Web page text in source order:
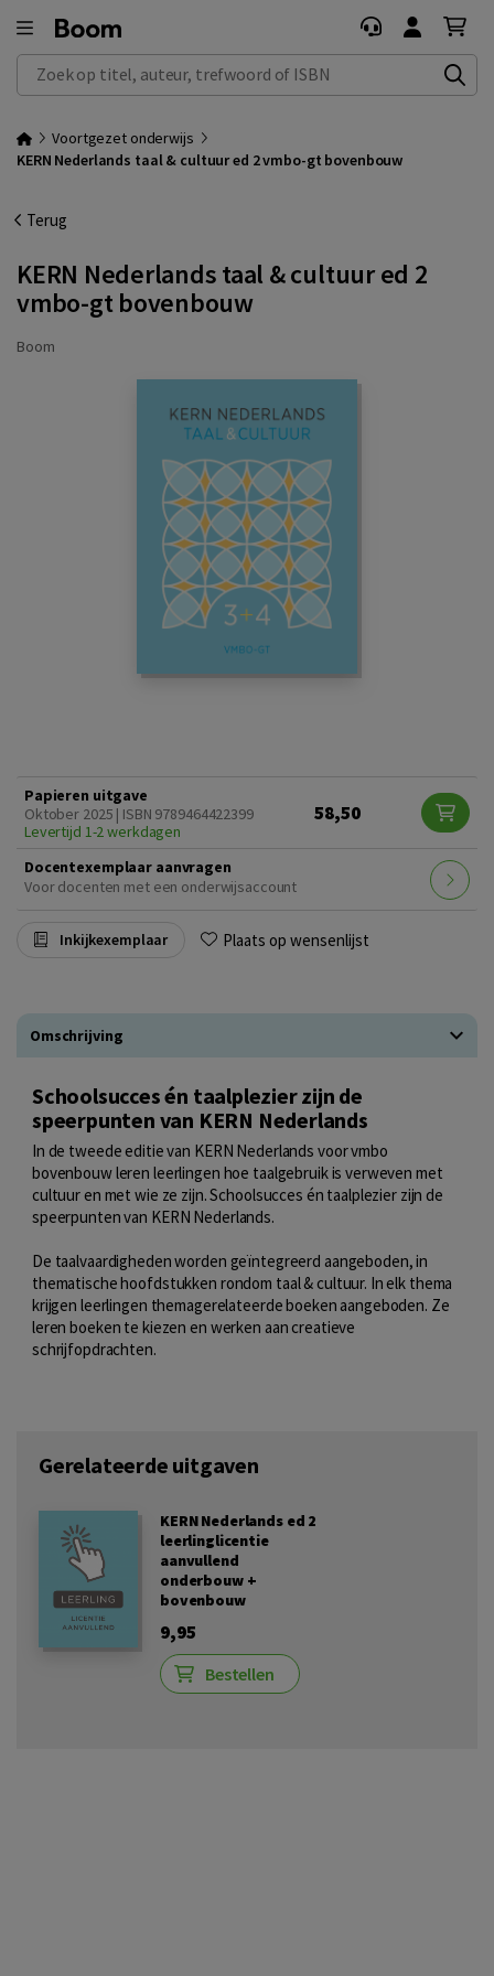
Zoek op titel, auteur, trefwoord of ISBN
Voortgezet onderwijs
KERN Nederlands taal & cultuur ed 2 vmbo-gt bovenbouw
Terug
KERN Nederlands taal & cultuur ed 2
vmbo-gt bovenbouw
Boom
Papieren uitgave
Oktober 2025 | ISBN 9789464422399
Levertijd 1-2 werkdagen
58,50
Docentexemplaar aanvragen
Voor docenten met een onderwijsaccount
Inkijkexemplaar Plaats op wensenlijst
Omschrijving
Schoolsucces én taalplezier zijn de
speerpunten van KERN Nederlands
In de tweede editie van KERN Nederlands voor vmbo
bovenbouw leren leerlingen hoe taalgebruik is verweven met
cultuur en met wie ze zijn. Schoolsucces én taalplezier zijn de
speerpunten van KERN Nederlands.
De taalvaardigheden worden geïntegreerd aangeboden, in
thematische hoofdstukken rondom taal & cultuur. In elk thema
krijgen leerlingen themagerelateerde boeken aangeboden. Ze
leren boeken te kiezen en werken aan creatieve
schrijfopdrachten.
Gerelateerde uitgaven
KERN Nederlands ed 2
leerlinglicentie
aanvullend
onderbouw +
bovenbouw
9,95
Bestellen